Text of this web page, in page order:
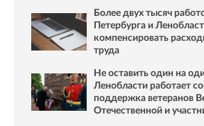
Более двух тысяч
Петербурга и
компенсировать
труда
Не оставить один на
Ленобласти работает
поддержка ветеранов
Отечественной и